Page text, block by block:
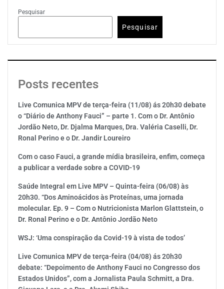
Pesquisar
Pesquisar
Posts recentes
Live Comunica MPV de terça-feira (11/08) ás 20h30 debate
o “Diário de Anthony Fauci” – parte 1. Com o Dr. Antônio
Jordão Neto, Dr. Djalma Marques, Dra. Valéria Caselli, Dr.
Ronal Perino e o Dr. Jandir Loureiro
Com o caso Fauci, a grande mídia brasileira, enfim, começa
a publicar a verdade sobre a COVID-19
Saúde Integral em Live MPV – Quinta-feira (06/08) às
20h30. “Dos Aminoácidos às Proteínas, uma jornada
molecular. Ep. 9 – Com o Nutricionista Marlon Glattstein, o
Dr. Ronal Perino e o Dr. Antônio Jordão Neto
WSJ: ‘Uma conspiração da Covid-19 à vista de todos’
Live Comunica MPV de terça-feira (04/08) ás 20h30
debate: “Depoimento de Anthony Fauci no Congresso dos
Estados Unidos”, com a Jornalista Paula Schmitt, a Dra.